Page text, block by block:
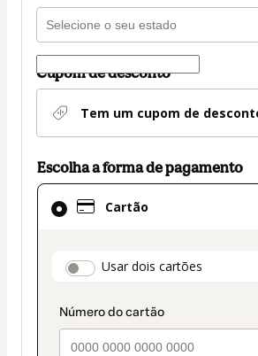
Cupom de desconto
Tem um cupom de
Escolha a forma de pagamento
Cartão
Usar dois cartões
Cartão
selecionado